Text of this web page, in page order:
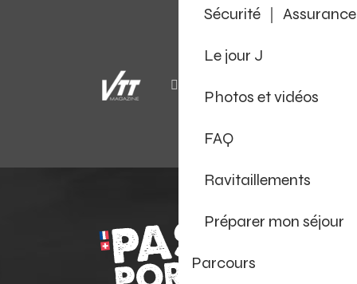
Sécurité ｜ Assurance
Le jour J
Photos et vidéos
FAQ
Ravitaillements
Préparer mon séjour
Parcours